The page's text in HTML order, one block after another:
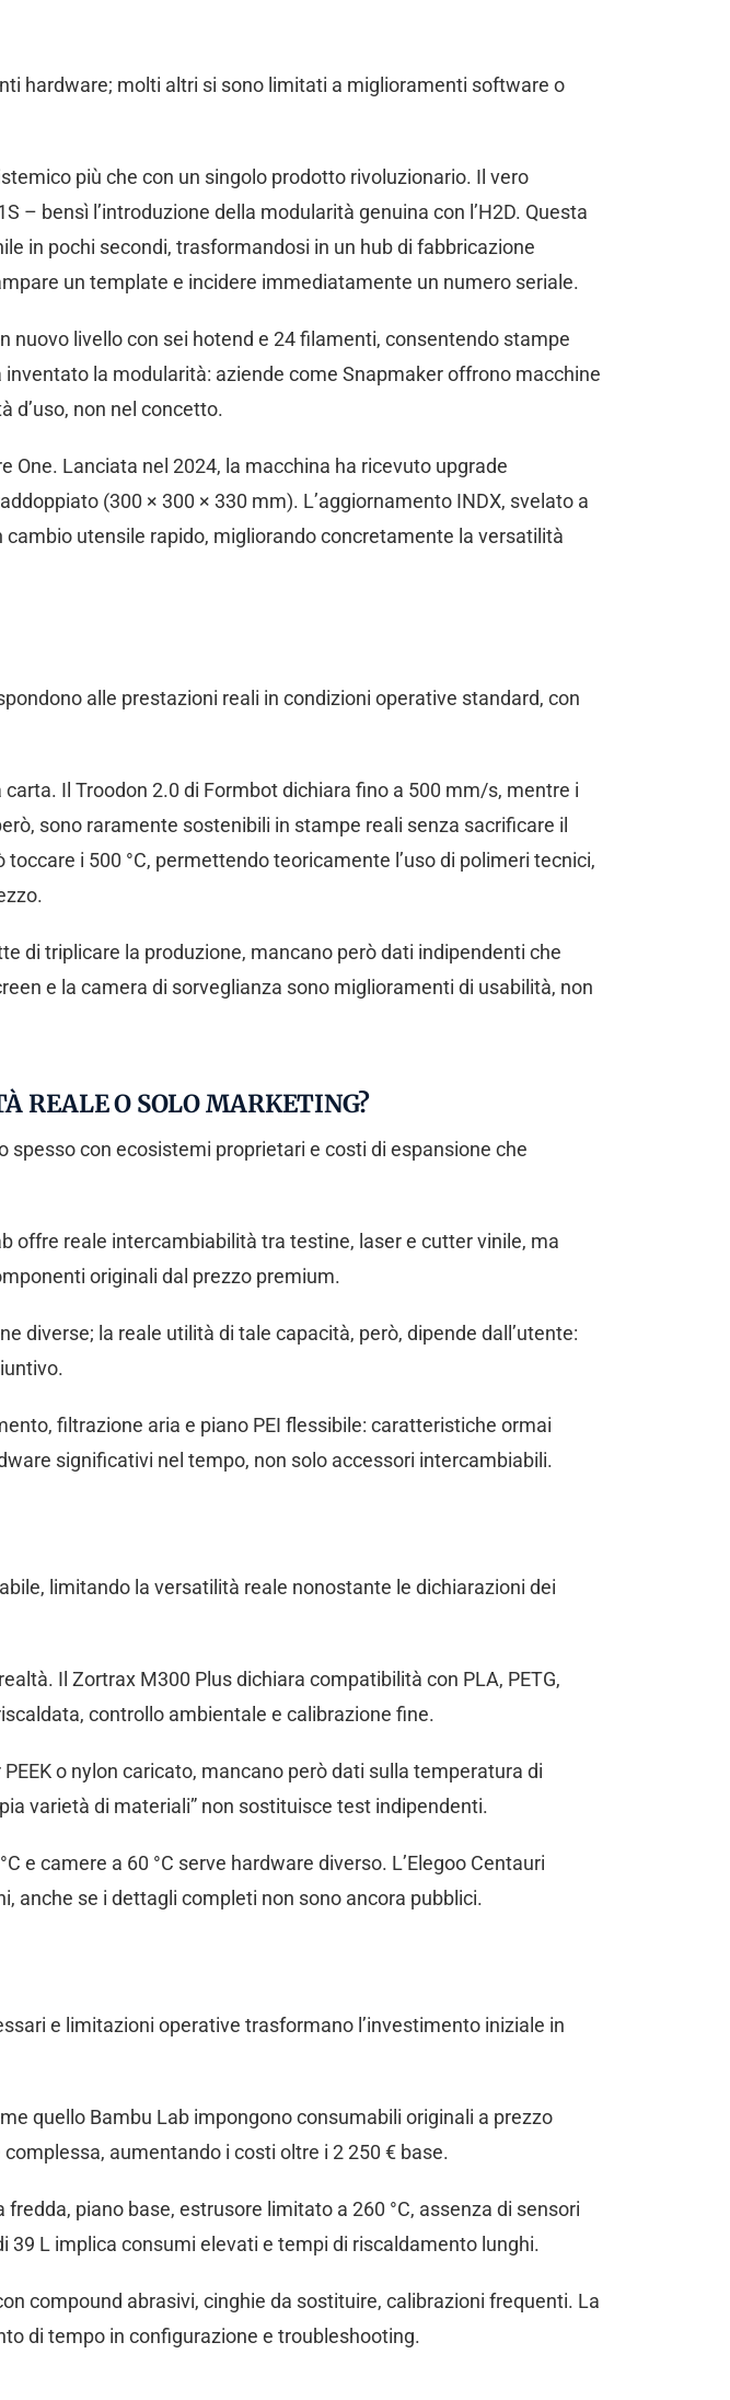
hardware; molti altri si sono limitati a miglioramenti software o
più che con un singolo prodotto rivoluzionario. Il vero
bensì l’introduzione della modularità genuina con l’H2D. Questa
in pochi secondi, trasformandosi in un hub di fabbricazione
un template e incidere immediatamente un numero seriale.
livello con sei hotend e 24 filamenti, consentendo stampe
la modularità: aziende come Snapmaker offrono macchine
d’uso, non nel concetto.
One. Lanciata nel 2024, la macchina ha ricevuto upgrade
(300 × 300 × 330 mm). L’aggiornamento INDX, svelato a
utensile rapido, migliorando concretamente la versatilità
alle prestazioni reali in condizioni operative standard, con
Il Troodon 2.0 di Formbot dichiara fino a 500 mm/s, mentre i
sono raramente sostenibili in stampe reali senza sacrificare il
i 500 °C, permettendo teoricamente l’uso di polimeri tecnici,
di triplicare la produzione, mancano però dati indipendenti che
e la camera di sorveglianza sono miglioramenti di usabilità, non
REALE O SOLO MARKETING?
con ecosistemi proprietari e costi di espansione che
offre reale intercambiabilità tra testine, laser e cutter vinile, ma
originali dal prezzo premium.
diverse; la reale utilità di tale capacità, però, dipende dall’utente:
filtrazione aria e piano PEI flessibile: caratteristiche ormai
significativi nel tempo, non solo accessori intercambiabili.
limitando la versatilità reale nonostante le dichiarazioni dei
Il Zortrax M300 Plus dichiara compatibilità con PLA, PETG,
controllo ambientale e calibrazione fine.
o nylon caricato, mancano però dati sulla temperatura di
varietà di materiali” non sostituisce test indipendenti.
e camere a 60 °C serve hardware diverso. L’Elegoo Centauri
anche se i dettagli completi non sono ancora pubblici.
e limitazioni operative trasformano l’investimento iniziale in
quello Bambu Lab impongono consumabili originali a prezzo
aumentando i costi oltre i 2 250 € base.
piano base, estrusore limitato a 260 °C, assenza di sensori
39 L implica consumi elevati e tempi di riscaldamento lunghi.
compound abrasivi, cinghie da sostituire, calibrazioni frequenti. La
di tempo in configurazione e troubleshooting.